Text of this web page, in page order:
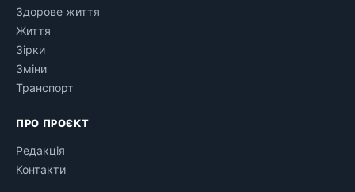
Здорове життя
Життя
Зірки
Зміни
Транспорт
ПРО ПРОЄКТ
Редакція
Контакти